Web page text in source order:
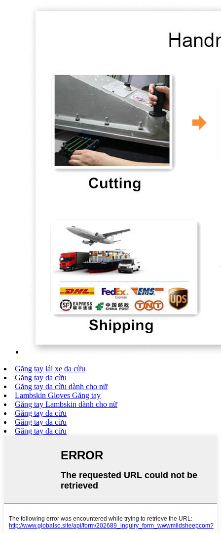
Găng tay lái xe da cừu
Găng tay da cừu
Găng tay da cừu dành cho nữ
Lambskin Gloves Găng tay
Găng tay Lambskin dành cho nữ
Găng tay da cừu
Găng tay da cừu
Găng tay da cừu